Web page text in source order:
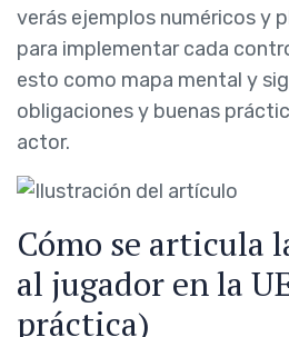
verás ejemplos numéricos y
para implementar cada
esto como mapa mental y
obligaciones y buenas
actor.
Cómo se articula
al jugador en la
práctica)